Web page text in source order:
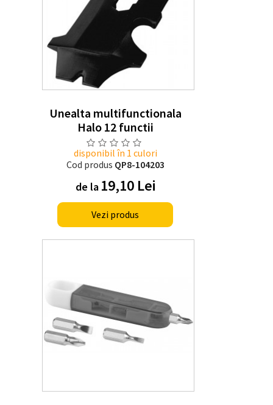
Unealta multifunctionala
Halo 12 functii
disponibil în 1 culori
Cod produs QP8-104203
de la 19,10 Lei
Vezi produs